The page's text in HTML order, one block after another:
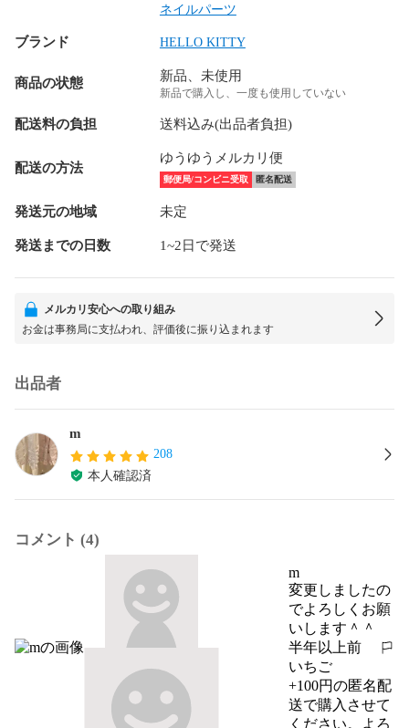
ネイルパーツ
ブランド HELLO KITTY
商品の状態 新品、未使用
新品で購入し、一度も使用していない
配送料の負担 送料込み(出品者負担)
配送の方法
ゆうゆうメルカリ便
郵便局/コンビニ受取 匿名配送
発送元の地域 未定
発送までの日数 1~2日で発送
メルカリ安心への取り組み
お金は事務局に支払われ、評価後に振り込まれます
出品者
m
208
本人確認済
コメント (4)
m
変更しましたの
でよろしくお願
いします＾＾
半年以上前
報告する
いちご
+100円の匿名配
送で購入させて
ください。よろ